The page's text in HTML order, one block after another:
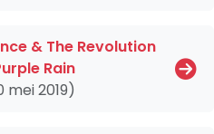
& The Revolution
Rain
mei 2019)